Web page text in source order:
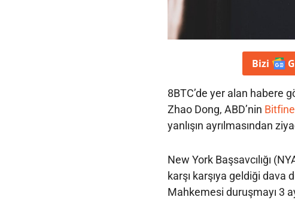
Bizi
8BTC’de yer alan habere
Zhao Dong, ABD’nin
yanlışın ayrılmasından
New York Başsavcılığı
karşı karşıya geldiği dava
Mahkemesi duruşmayı 3